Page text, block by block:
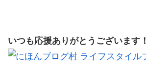
いつも応援ありがとうございます！